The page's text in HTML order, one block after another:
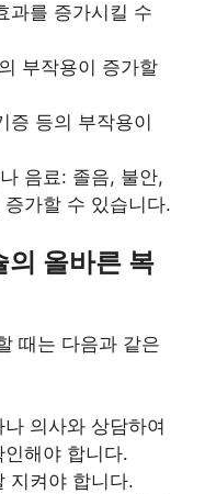
과를 증가시킬 수
부작용이 증가할
증 등의 부작용이
음료: 졸음, 불안,
가할 수 있습니다.
의 올바른 복
때는 다음과 같은
의사와 상담하여
해야 합니다.
지켜야 합니다.